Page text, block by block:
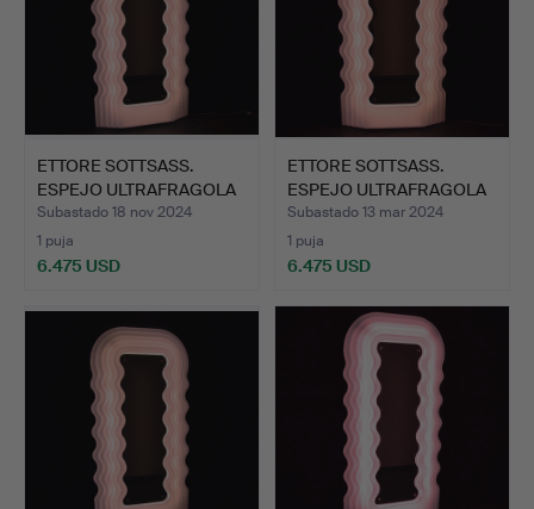
ETTORE SOTTSASS.
ESPEJO ULTRAFRAGOLA
POLTR…
Subastado 18 nov 2024
1 puja
6.475 USD
ETTORE SOTTSASS.
ESPEJO ULTRAFRAGOLA
POLTR…
Subastado 13 mar 2024
1 puja
6.475 USD